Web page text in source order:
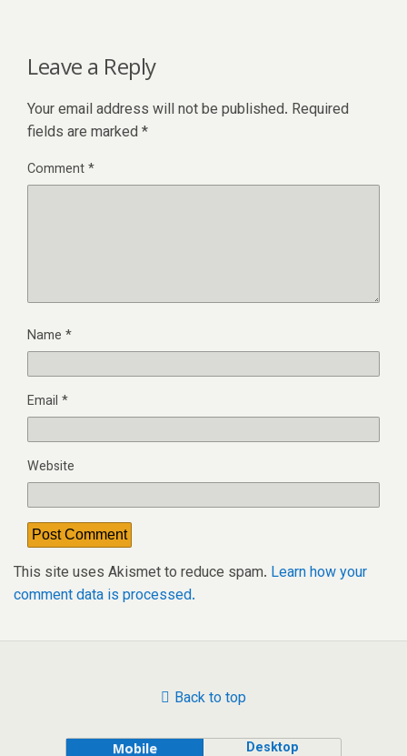
Leave a Reply
Your email address will not be published. Required
fields are marked *
Comment*
Name *
Email *
Website
This site uses Akismet to reduce spam. Learn how your
comment data is processed.
Back to top
Mobile Desktop